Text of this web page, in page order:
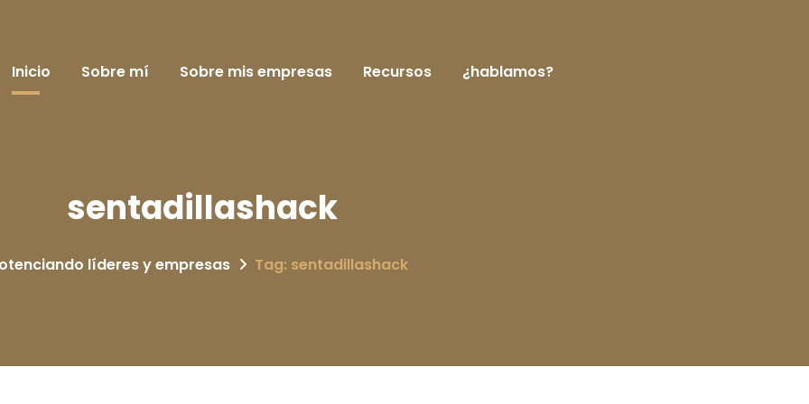
Inicio Sobre mí Sobre mis empresas Recursos ¿hablamos?
sentadillashack
líderes y empresas Tag: sentadillashack